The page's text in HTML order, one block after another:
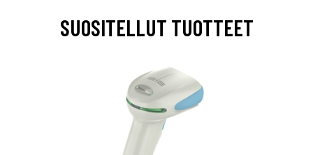
SUOSITELLUT TUOTTEET